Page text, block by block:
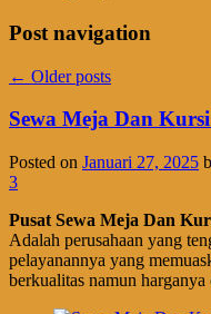
Post navigation
← Older posts
Sewa Meja Dan
Posted on Januari 27, 2025
3
Pusat Sewa Meja Dan
Adalah perusahaan yang
pelayanannya yang
berkualitas namun